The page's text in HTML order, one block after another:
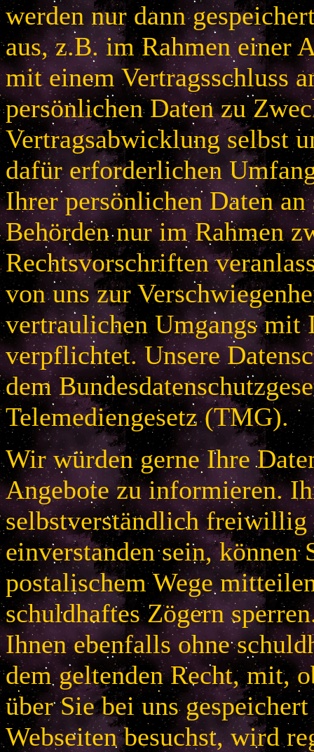
werden nur dann
aus, z.B. im Rahmen einer
mit einem Vertragsschluss
persönlichen Daten zu
Vertragsabwicklung selbst
dafür erforderlichen
Ihrer persönlichen Daten
Behörden nur im Rahmen
Rechtsvorschriften
von uns zur
vertraulichen Umgangs mit
verpflichtet. Unsere
dem
Telemediengesetz (TMG).
Wir würden gerne Ihre
Angebote zu informieren.
selbstverständlich
einverstanden sein, können
postalischem Wege
schuldhaftes Zögern
Ihnen ebenfalls ohne
dem geltenden Recht, mit,
über Sie bei uns
Webseiten besuchst, wird